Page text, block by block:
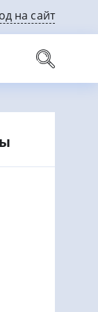
на сайт